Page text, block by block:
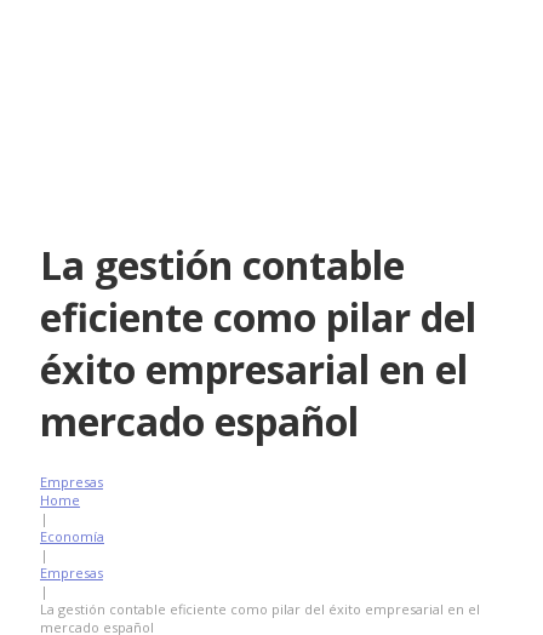
La gestión contable
eficiente como pilar del
éxito empresarial en el
mercado español
Empresas
Home
|
Economía
|
Empresas
|
La gestión contable eficiente como pilar del éxito empresarial en el
mercado español